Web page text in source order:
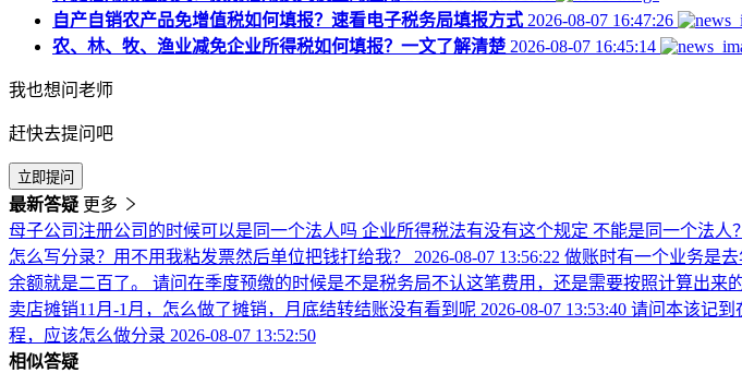
自产自销农产品免增值税如何填报？速看电子税务局填报方式 2026-08-07 16:47:26
农、林、牧、渔业减免企业所得税如何填报？一文了解清楚 2026-08-07 16:45:14
我也想问老师
赶快去提问吧
立即提问
最新答疑 更多
母子公司注册公司的时候可以是同一个法人吗 企业所得税法有没有这个规定 不能是同一个法人
怎么写分录？用不用我粘发票然后单位把钱打给我？ 2026-08-07 13:56:22 做账时有一个业务是
余额就是二百了。 请问在季度预缴的时候是不是税务局不认这笔费用，还是需要按照计算出来
卖店摊销11月-1月，怎么做了摊销，月底结转结账没有看到呢 2026-08-07 13:53:40 请问本该记到
程，应该怎么做分录 2026-08-07 13:52:50
相似答疑